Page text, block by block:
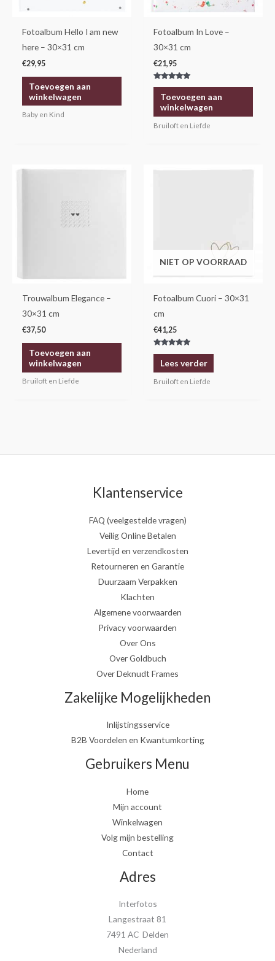
Fotoalbum Hello I am new
here – 30×31 cm
€29,95
Toevoegen aan
winkelwagen
Baby en Kind
Fotoalbum In Love –
30×31 cm
€21,95
Gewaardeerd
5.00
uit 5Toevoegen aan
winkelwagen
Bruiloft en Liefde
Trouwalbum Elegance –
30×31 cm
€37,50
Toevoegen aan
winkelwagen
Bruiloft en Liefde
NIET OP VOORRAAD
Fotoalbum Cuori – 30×31
cm
€41,25
Gewaardeerd
5.00
uit 5Lees verder
Bruiloft en Liefde
Klantenservice
FAQ (veelgestelde vragen)
Veilig Online Betalen
Levertijd en verzendkosten
Retourneren en Garantie
Duurzaam Verpakken
Klachten
Algemene voorwaarden
Privacy voorwaarden
Over Ons
Over Goldbuch
Over Deknudt Frames
Zakelijke Mogelijkheden
Inlijstingsservice
B2B Voordelen en Kwantumkorting
Gebruikers Menu
Home
Mijn account
Winkelwagen
Volg mijn bestelling
Contact
Adres
Interfotos
Langestraat 81
7491 AC Delden
Nederland